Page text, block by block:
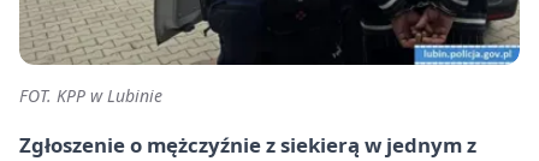
FOT. KPP w Lubinie
Zgłoszenie o mężczyźnie z siekierą w jednym z